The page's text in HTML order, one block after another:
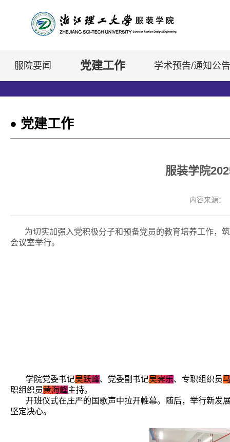
服院要闻 党建工作 学术预告/通知公告
党建工作
服装学院
内容来源：
为切实加强入党积极分子和预备党员的教育培养工作，
会议室举行。
学院党委书记吴跃峰、党委副书记吴霁乐、专职组织员
职组织员黄海峰主持。
开班仪式在庄严的国歌声中拉开帷幕。随后，举行新发
坚定决心。